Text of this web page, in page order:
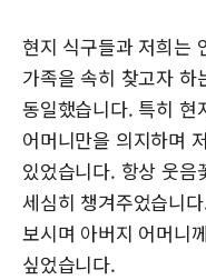
현지 식구들과 저희는
가족을 속히 찾고자 하
동일했습니다. 특히 현
어머니만을 의지하며
있었습니다. 항상 웃음
세심히 챙겨주었습니
보시며 아버지 어머니
싶었습니다.